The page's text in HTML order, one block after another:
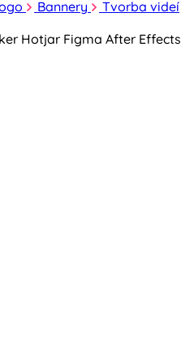
Bannery
Tvorba videí
Hotjar Figma After Effects